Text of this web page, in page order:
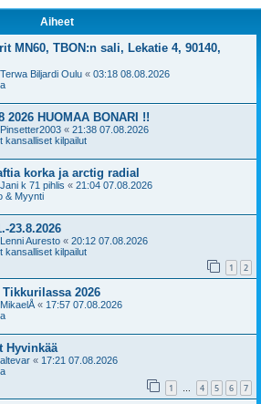
Aiheet
MN60, TBON:n sali, Lekatie 4, 90140,
Terwa Biljardi Oulu « 03:18 08.08.2026
2026 HUOMAA BONARI !!
Pinsetter2003 « 21:38 07.08.2026
kansalliset kilpailut
korka ja arctig radial
Jani k 71 pihlis « 21:04 07.08.2026
& Myynti
23.8.2026
Lenni Auresto « 20:12 07.08.2026
kansalliset kilpailut
1 2
2026
MikaelÅ « 17:57 07.08.2026
Hyvinkää
altevar « 17:21 07.08.2026
1 … 4 5 6 7